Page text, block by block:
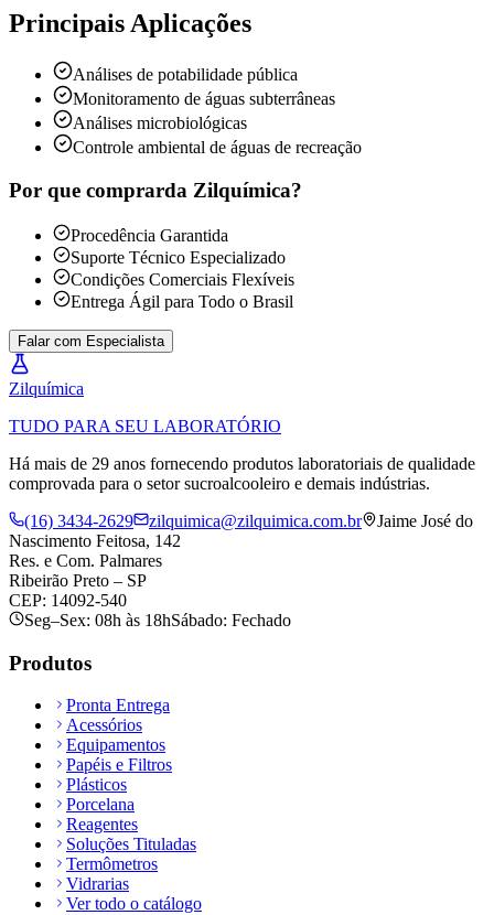
Principais Aplicações
Análises de potabilidade pública
Monitoramento de águas subterrâneas
Análises microbiológicas
Controle ambiental de águas de recreação
Por que comprarda Zilquímica?
Procedência Garantida
Suporte Técnico Especializado
Condições Comerciais Flexíveis
Entrega Ágil para Todo o Brasil
Falar com Especialista
Zilquímica
TUDO PARA SEU LABORATÓRIO
Há mais de 29 anos fornecendo produtos laboratoriais de qualidade
comprovada para o setor sucroalcooleiro e demais indústrias.
(16) 3434-2629
zilquimica@zilquimica.com.br
Jaime José do
Nascimento Feitosa, 142
Res. e Com. Palmares
Ribeirão Preto – SP
CEP: 14092-540
Seg–Sex: 08h às 18hSábado: Fechado
Produtos
Pronta Entrega
Acessórios
Equipamentos
Papéis e Filtros
Plásticos
Porcelana
Reagentes
Soluções Tituladas
Termômetros
Vidrarias
Ver todo o catálogo